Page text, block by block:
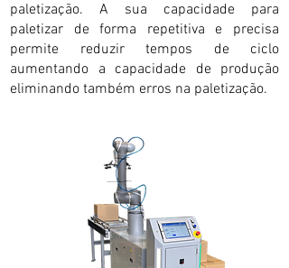
paletização. A sua capacidade para
paletizar de forma repetitiva e precisa
permite reduzir tempos de ciclo
aumentando a capacidade de produção
eliminando também erros na paletização.